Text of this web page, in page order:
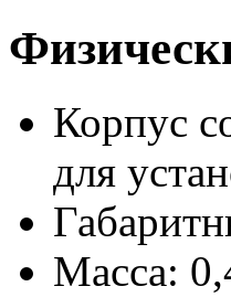
Корпус
для
Масса: